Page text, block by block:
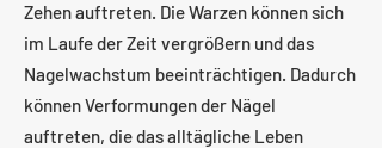
Zehen auftreten. Die Warzen können sich
im Laufe der Zeit vergrößern und das
Nagelwachstum beeinträchtigen. Dadurch
können Verformungen der Nägel
auftreten, die das alltägliche Leben